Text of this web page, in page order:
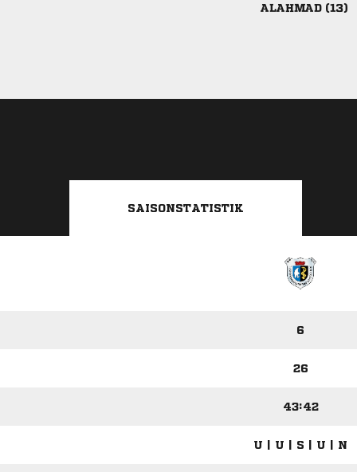
 
SAISONSTATISTIK
6
26
43:42
U | U | S | U | N